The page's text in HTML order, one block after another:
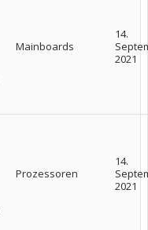
Mainboards
14.
2021
Prozessoren
14.
2021